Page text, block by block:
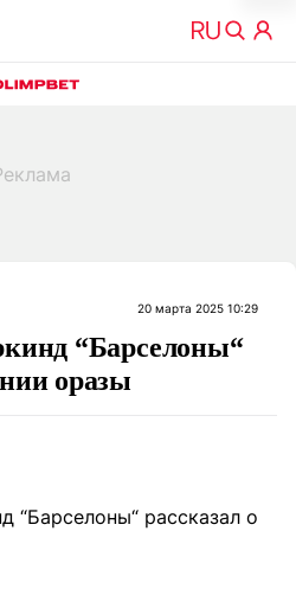
20 марта 2025 10:29
“Барселоны“
оразы